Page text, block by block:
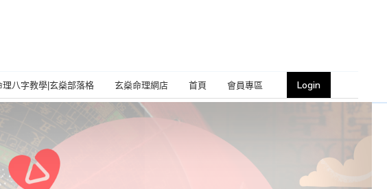
理八字教學|玄燊部落格 玄燊命理網店 首頁 會員專區 Login